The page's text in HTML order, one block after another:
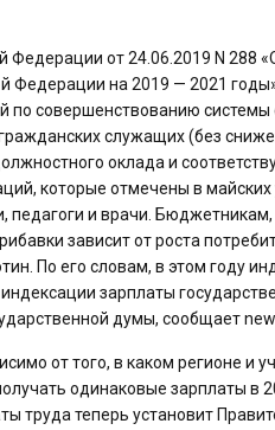
Федерации от 24.06.2019 N 288
Федерации на 2019 — 2021
по совершенствованию
служащих (без
оклада и
которые отмечены в
педагоги и врачи.
зависит от роста
По его словам, в этом году
зарплаты
думы, сообщает
от того, в каком регионе и
одинаковые зарплаты в
труда теперь установит